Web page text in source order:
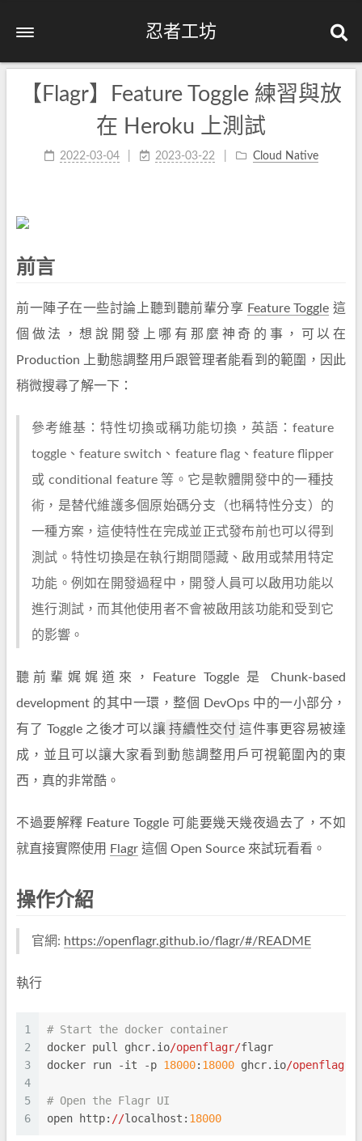
忍者工坊
【Flagr】Feature Toggle 練習與放
在 Heroku 上測試
2022-03-04 2023-03-22 Cloud Native
前言
前一陣子在一些討論上聽到聽前輩分享 Feature Toggle 這
個做法，想說開發上哪有那麼神奇的事，可以在
Production 上動態調整用戶跟管理者能看到的範圍，因此
稍微搜尋了解一下：
參考維基：特性切換或稱功能切換，英語：feature
toggle、feature switch、feature flag、feature flipper
或 conditional feature 等。它是軟體開發中的一種技
術，是替代維護多個原始碼分支（也稱特性分支）的
一種方案，這使特性在完成並正式發布前也可以得到
測試。特性切換是在執行期間隱藏、啟用或禁用特定
功能。例如在開發過程中，開發人員可以啟用功能以
進行測試，而其他使用者不會被啟用該功能和受到它
的影響。
聽前輩娓娓道來，Feature Toggle 是 Chunk-based
development 的其中一環，整個 DevOps 中的一小部分，
有了 Toggle 之後才可以讓 持續性交付 這件事更容易被達
成，並且可以讓大家看到動態調整用戶可視範圍內的東
西，真的非常酷。
不過要解釋 Feature Toggle 可能要幾天幾夜過去了，不如
就直接實際使用
Flagr 這個 Open Source 來試玩看看。
操作介紹
官網: https://openflagr.github.io/flagr/#/README
執行
1
2
3
4
5
6
# Start the docker container
docker pull ghcr.io/openflagr/flagr
docker run -it -p 18000: 18000 ghcr.io/openflagr/
# Open the Flagr UI
open http: //localhost: 18000